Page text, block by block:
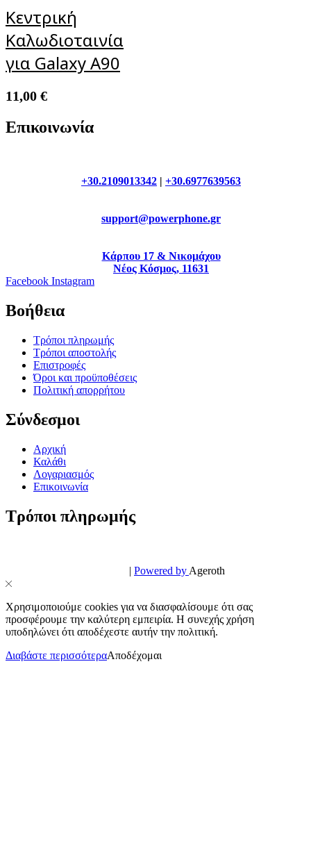
Κεντρική
Καλωδιοταινία
για Galaxy A90
11,00 €
Επικοινωνία
+30.2109013342 +30.6977639563
support@powerphone.gr
Κάρπου 17 & Νικομάχου
Νέος Κόσμος, 11631
Facebook Instagram
Βοήθεια
Τρόποι πληρωμής
Τρόποι αποστολής
Επιστροφές
Όροι και προϋποθέσεις
Πολιτική απορρήτου
Σύνδεσμοι
Αρχική
Καλάθι
Λογαριασμός
Επικοινωνία
Τρόποι πληρωμής
| Powered by Ageroth
Χρησιμοποιούμε cookies για να διασφαλίσουμε ότι σας
προσφέρουμε την καλύτερη εμπειρία. Η συνεχής χρήση
υποδηλώνει ότι αποδέχεστε αυτήν την πολιτική.
Διαβάστε περισσότεραΑποδέχομαι